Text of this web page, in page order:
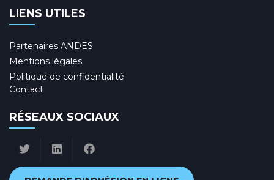
LIENS UTILES
Partenaires ANDES
Mentions légales
Politique de confidentialité
Contact
RÉSEAUX SOCIAUX